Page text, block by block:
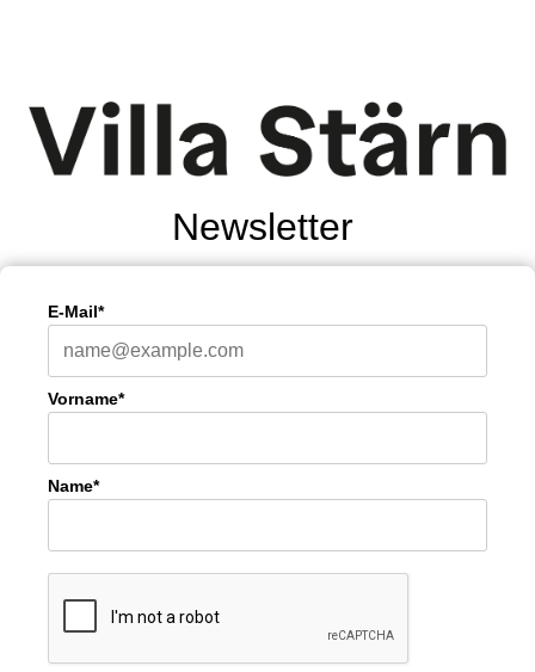
Newsletter
E-Mail*
Vorname*
Name*